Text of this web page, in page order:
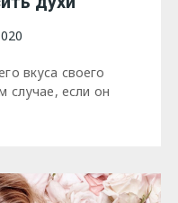
вкуса своего
случае, если он